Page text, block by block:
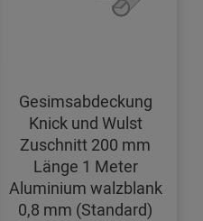
Gesimsabdeckung
Knick und Wulst
Zuschnitt 200 mm
Länge 1 Meter
Aluminium walzblank
0,8 mm (Standard)